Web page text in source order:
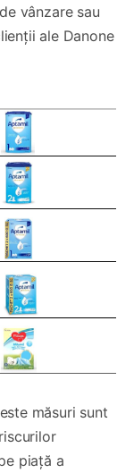
vânzare sau
ale Danone
măsuri sunt
piață a